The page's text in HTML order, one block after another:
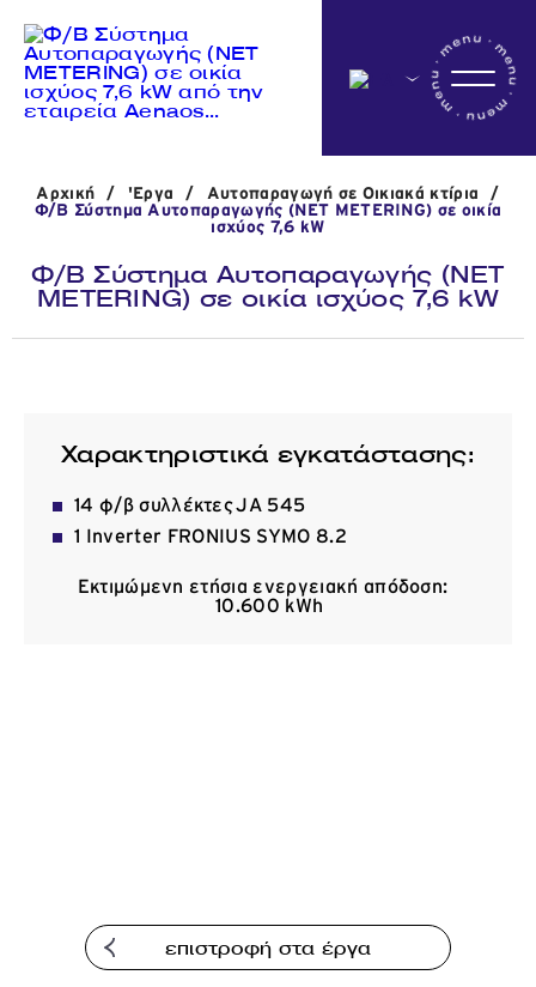
Η εταιρεία
Δραστηριότητες
Επικοινωνία
Αρχική / 'Εργα / Αυτοπαραγωγή σε Οικιακά κτίρια
/
Φ/Β Σύστημα Αυτοπαραγωγής (NET METERING) σε οικία
ισχύος 7,6 kW
Φ/Β Σύστημα Αυτοπαραγωγής (NET
METERING) σε οικία ισχύος 7,6 kW
Χαρακτηριστικά εγκατάστασης:
14 φ/β συλλέκτες JA 545
1 Inverter FRONIUS SYMO 8.2
Εκτιμώμενη ετήσια ενεργειακή απόδοση:
10.600 kWh
επιστροφή στα έργα